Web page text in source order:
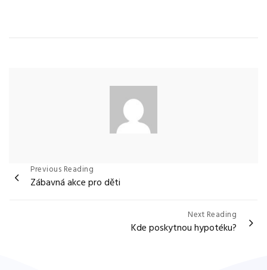
Navigace
pro
Previous Reading
Zábavná akce pro děti
Next Reading
Kde poskytnou hypotéku?